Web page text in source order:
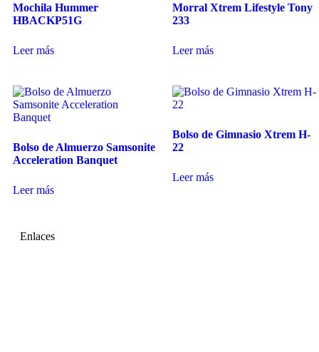
Mochila Hummer
HBACKP51G
Leer más
Morral Xtrem Lifestyle Tony
233
Leer más
Bolso de Almuerzo Samsonite
Acceleration Banquet
Leer más
Bolso de Gimnasio Xtrem H-
22
Leer más
Enlaces